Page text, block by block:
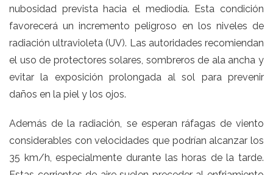
nubosidad prevista hacia el mediodía. Esta condición
favorecerá un incremento peligroso en los niveles de
radiación ultravioleta (UV). Las autoridades recomiendan
el uso de protectores solares, sombreros de ala ancha y
evitar la exposición prolongada al sol para prevenir
daños en la piel y los ojos.
Además de la radiación, se esperan ráfagas de viento
considerables con velocidades que podrían alcanzar los
35 km/h, especialmente durante las horas de la tarde.